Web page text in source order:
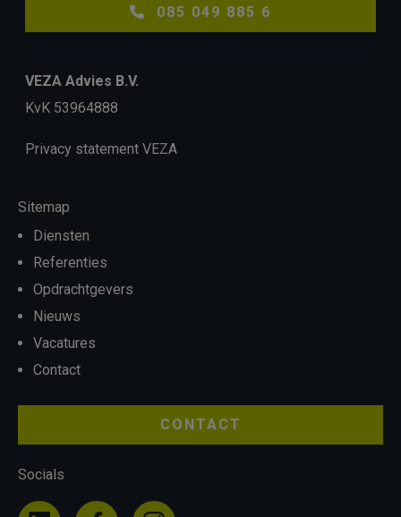
085 049 885 6
VEZA Advies B.V.
KvK 53964888
Privacy statement VEZA
Sitemap
Diensten
Referenties
Opdrachtgevers
Nieuws
Vacatures
Contact
CONTACT
Socials